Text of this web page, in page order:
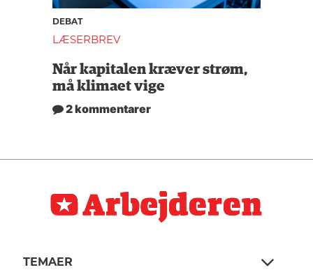
DEBAT
LÆSERBREV
Når kapitalen kræver strøm,
må klimaet vige
2 kommentarer
TEMAER